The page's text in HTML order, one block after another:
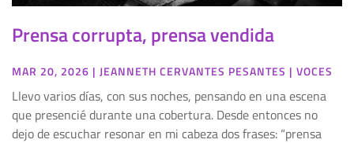
Prensa corrupta, prensa vendida
MAR 20, 2026 | JEANNETH CERVANTES PESANTES | VOCES
Llevo varios días, con sus noches, pensando en una escena
que presencié durante una cobertura. Desde entonces no
dejo de escuchar resonar en mi cabeza dos frases: “prensa